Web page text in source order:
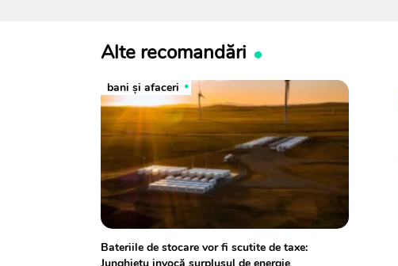
Alte recomandări
bani și afaceri
Bateriile de stocare vor fi scutite de taxe: